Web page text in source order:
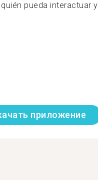
pueda interactuar y
приложение